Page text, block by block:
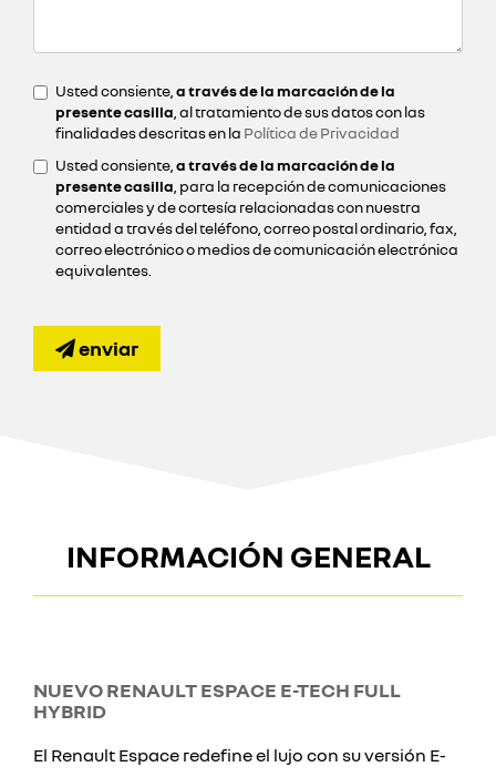
Usted consiente, a través de la marcación de la
presente casilla , al tratamiento de sus datos con las
finalidades descritas en la Política de Privacidad
Usted consiente, a través de la marcación de la
presente casilla , para la recepción de comunicaciones
comerciales y de cortesía relacionadas con nuestra
entidad a través del teléfono, correo postal ordinario, fax,
correo electrónico o medios de comunicación electrónica
equivalentes.
enviar
INFORMACIÓN GENERAL
NUEVO RENAULT ESPACE E-TECH FULL
HYBRID
El Renault Espace redefine el lujo con su versión E-